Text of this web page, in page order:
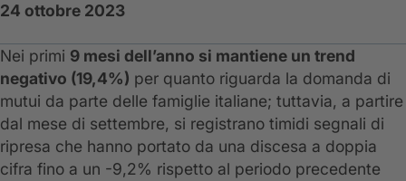
24 ottobre 2023
Nei primi 9 mesi dell’anno si mantiene un trend
negativo (19,4%) per quanto riguarda la domanda di
mutui da parte delle famiglie italiane; tuttavia, a partire
dal mese di settembre, si registrano timidi segnali di
ripresa che hanno portato da una discesa a doppia
cifra fino a un -9,2% rispetto al periodo precedente